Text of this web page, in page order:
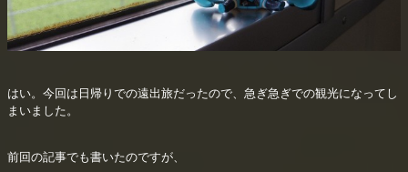
はい。今回は日帰りでの遠出旅だったので、急ぎ急ぎでの観光になってし
まいました。
前回の記事でも書いたのですが、